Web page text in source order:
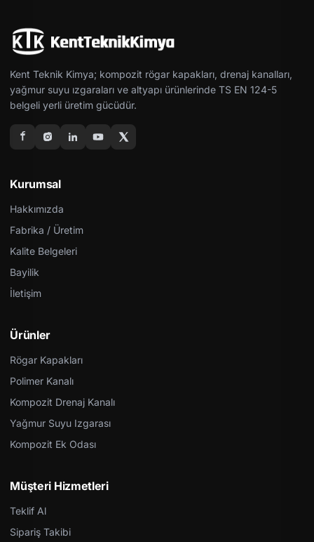
Kent Teknik Kimya; kompozit rögar kapakları, drenaj kanalları,
yağmur suyu ızgaraları ve altyapı ürünlerinde TS EN 124-5
belgeli yerli üretim gücüdür.
Kurumsal
Hakkımızda
Fabrika / Üretim
Kalite Belgeleri
Bayilik
İletişim
Ürünler
Rögar Kapakları
Polimer Kanalı
Kompozit Drenaj Kanalı
Yağmur Suyu Izgarası
Kompozit Ek Odası
Müşteri Hizmetleri
Teklif Al
Sipariş Takibi